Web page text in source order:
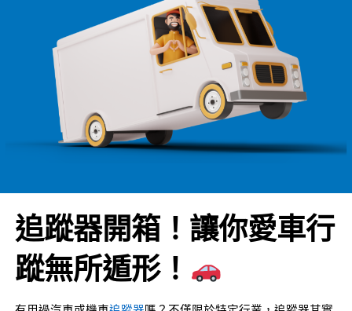
追蹤器開箱！讓你愛車行
蹤無所遁形！